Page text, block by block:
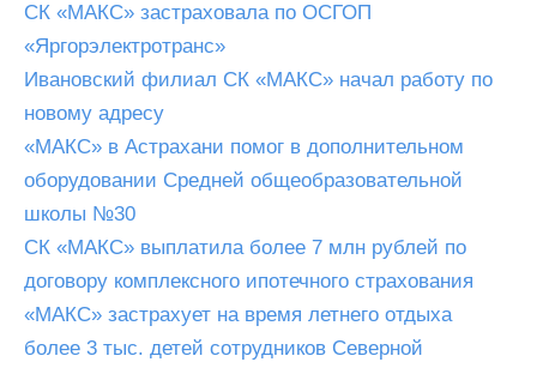
СК «МАКС» застраховала по ОСГОП
«Яргорэлектротранс»
Ивановский филиал СК «МАКС» начал работу по
новому адресу
«МАКС» в Астрахани помог в дополнительном
оборудовании Средней общеобразовательной
школы №30
СК «МАКС» выплатила более 7 млн рублей по
договору комплексного ипотечного страхования
«МАКС» застрахует на время летнего отдыха
более 3 тыс. детей сотрудников Северной